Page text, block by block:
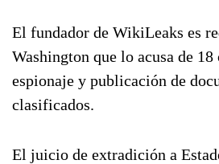
El fundador de WikiLeaks es
Washington que lo acusa de
espionaje y publicación de
clasificados.
El juicio de extradición a